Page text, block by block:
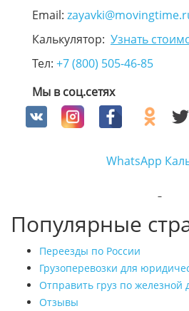
Email:
Калькулятор: Узнать
Тел: +7 (800) 505-46-85
Мы в соц.сетях
WhatsApp
Популярные
Переезды по России
Грузоперевозки для
Отправить груз по железной
Отзывы